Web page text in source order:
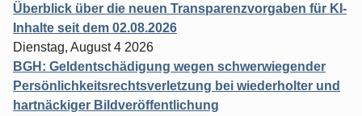
Überblick über die neuen Transparenzvorgaben für KI-
Inhalte seit dem 02.08.2026
Dienstag, August 4 2026
BGH: Geldentschädigung wegen schwerwiegender
Persönlichkeitsrechtsverletzung bei wiederholter und
hartnäckiger Bildveröffentlichung